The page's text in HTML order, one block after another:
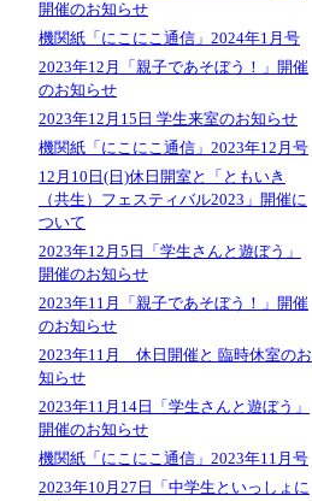
開催のお知らせ
機関紙「にこにこ通信」2024年1月号
2023年12月「親子であそぼう！」開催
のお知らせ
2023年12月15日 学生来室のお知らせ
機関紙「にこにこ通信」2023年12月号
12月10日(日)休日開室と「ともいき
（共生）フェスティバル2023」開催に
ついて
2023年12月5日「学生さんと遊ぼう」
開催のお知らせ
2023年11月「親子であそぼう！」開催
のお知らせ
2023年11月 休日開催と 臨時休室のお
知らせ
2023年11月14日「学生さんと遊ぼう」
開催のお知らせ
機関紙「にこにこ通信」2023年11月号
2023年10月27日「中学生といっしょに